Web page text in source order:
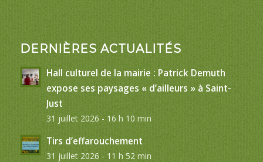
DERNIÈRES ACTUALITÉS
Hall culturel de la mairie : Patrick Demuth
expose ses paysages « d’ailleurs » à Saint-
Just
31 juillet 2026 - 16 h 10 min
Tirs d’effarouchement
31 juillet 2026 - 11 h 52 min